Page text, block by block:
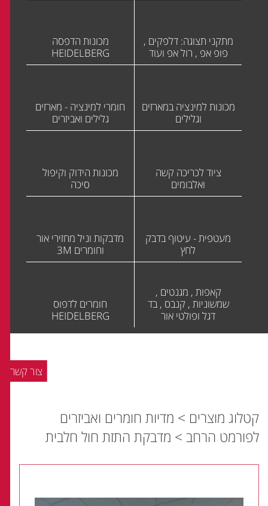
מתקני תצוגה: דלפקים ,
פופ אפ , רול אפ ועוד
מכונות הדפסה
HEIDELBERG
מכונות למינציה במארזים
וגלילים
חומרי למינציה - מארזים
גלילים ואביזרים
ציוד לכריכה קשה
ואלבומים
מכונות הידוק וקיפול
סיכה
מעטפית - עיטוף בדבק
לחץ
מדבקות וניל מחזירי אור
וחומרים 3M
קאפות , מגנטים ,
שמשוניות , קנבס , בד
דגל ופולטי אור
חומרים לדפוס
HEIDELBERG
קטלוג מוצרים > מדיות חומרים ואביזרים
לפורמט הרחב > מדבקת התזת חול חלבית
צור קשר